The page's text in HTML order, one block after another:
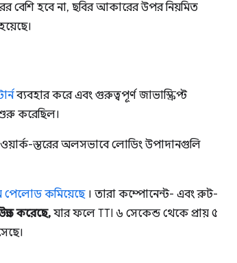
বেশি হবে না, ছবির আকারের উপর নিয়মিত
ব্যবহার করে এবং গুরুত্বপূর্ণ জাভাস্ক্রিপ্ট
করেছিল।
স্তরের অলসভাবে লোডিং উপাদানগুলি
পেলোড কমিয়েছে। তারা কম্পোনেন্ট- এবং রুট-
করেছে, যার ফলে TTI ৬ সেকেন্ড থেকে প্রায় ৫